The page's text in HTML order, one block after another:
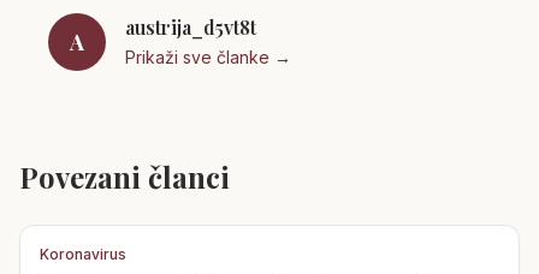
A
austrija_d5vt8t
Prikaži sve članke →
Povezani članci
Koronavirus